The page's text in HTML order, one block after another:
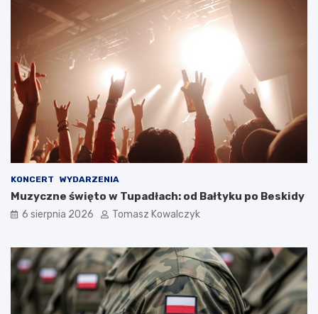
KONCERT WYDARZENIA
Muzyczne święto w Tupadłach: od Bałtyku po Beskidy
6 sierpnia 2026 Tomasz Kowalczyk